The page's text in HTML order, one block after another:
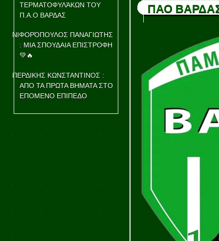
ΤΕΡΜΑΤΟΦΥΛΆΚΩΝ ΤΟΥ
Π.Α.Ο ΒΑΡΔΑΣ
ΝΙΦΟΡΌΠΟΥΛΟΣ ΠΑΝΑΓΙΩΤΗΣ
: ΜΙΑ ΣΠΟΥΔΑΙΑ ΕΠΙΣΤΡΟΦΗ
💚🔥
ΠΕΡΔΙΚΗΣ ΚΩΝΣΤΑΝΤΙΝΟΣ :
ΑΠΟ ΤΑ ΠΡΩΤΑ ΒΗΜΑΤΑ ΣΤΟ
ΕΠΟΜΕΝΟ ΕΠΙΠΕΔΟ
ΠΑΟ